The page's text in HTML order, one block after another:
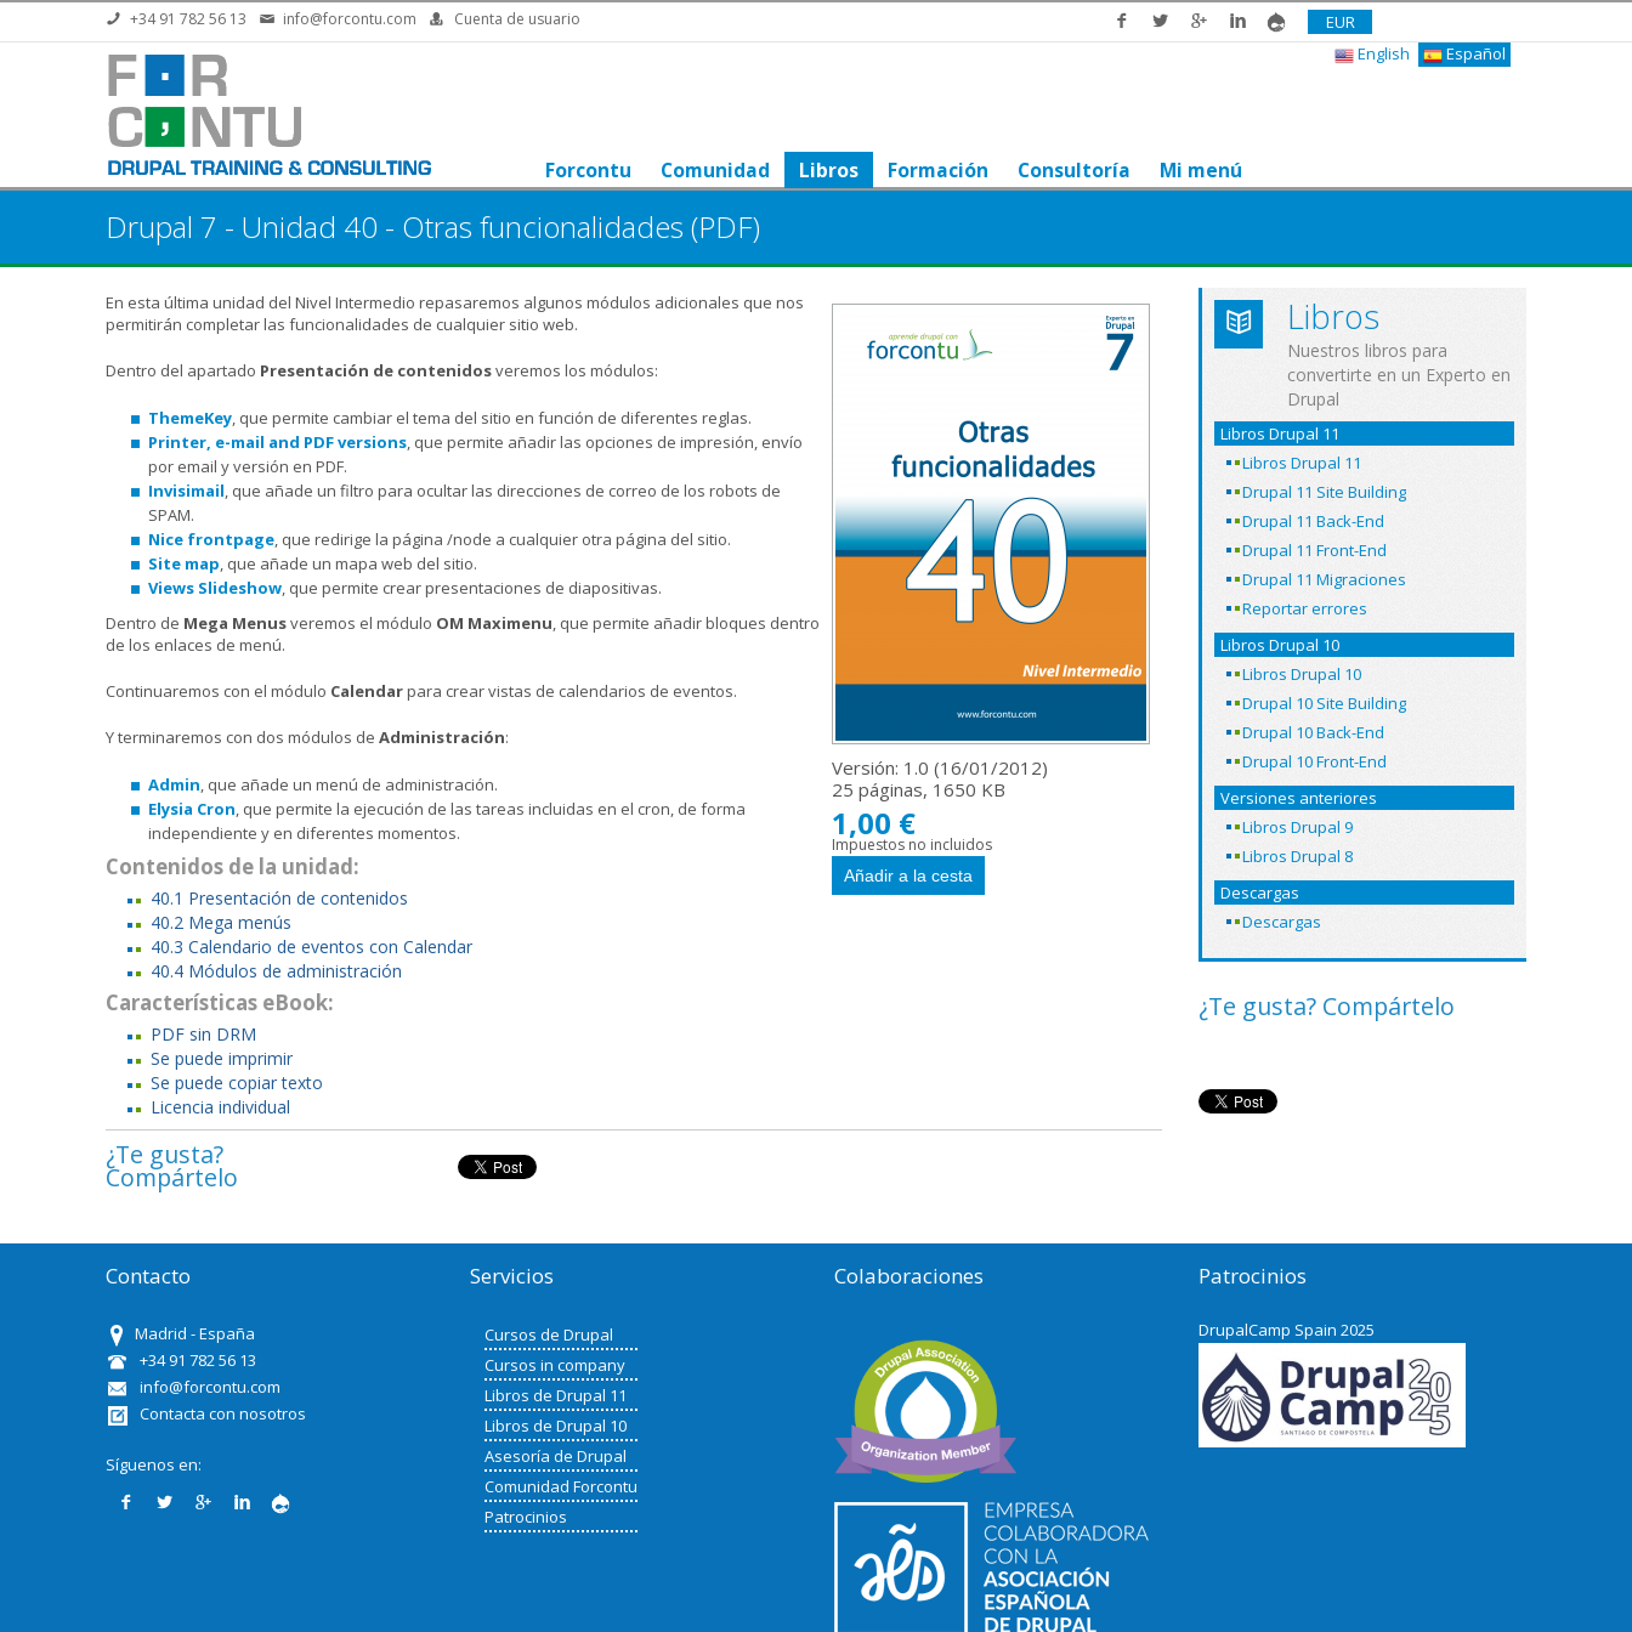
Pasar al contenido principal
+34 91 782 56 13 info@forcontu.com Cuenta de usuario
EUR
English
Español
Forcontu Comunidad Libros Formación Consultoría Mi menú
Drupal 7 - Unidad 40 - Otras funcionalidades (PDF)
Versión: 1.0 (16/01/2012)
25 páginas, 1650 KB
1,00 €
Impuestos no incluidos
En esta última unidad del Nivel Intermedio repasaremos algunos módulos adicionales que nos
permitirán completar las funcionalidades de cualquier sitio web.
Dentro del apartado Presentación de contenidosveremos los módulos:
ThemeKey, que permite cambiar el tema del sitio en función de diferentes reglas.
Printer, e-mail and PDF versions, que permite añadir las opciones de impresión, envío
por email y versión en PDF.
Invisimail, que añade un filtro para ocultar las direcciones de correo de los robots de
SPAM.
Nice frontpage, que redirige la página /node a cualquier otra página del sitio.
Site map, que añade un mapa web del sitio.
Views Slideshow, que permite crear presentaciones de diapositivas.
Dentro de Mega Menusveremos el módulo OM Maximenu, que permite añadir bloques dentro
de los enlaces de menú.
Continuaremos con el módulo Calendarpara crear vistas de calendarios de eventos.
Y terminaremos con dos módulos de Administración:
Admin, que añade un menú de administración.
Elysia Cron, que permite la ejecución de las tareas incluidas en el cron, de forma
independiente y en diferentes momentos.
Contenidos de la unidad:
40.1 Presentación de contenidos
40.2 Mega menús
40.3 Calendario de eventos con Calendar
40.4 Módulos de administración
Características eBook:
PDF sin DRM
Se puede imprimir
Se puede copiar texto
Licencia individual
¿Te gusta?
Compártelo
Libros
Nuestros libros para
convertirte en un Experto en
Drupal
Libros Drupal 11
Libros Drupal 11
Drupal 11 Site Building
Drupal 11 Back-End
Drupal 11 Front-End
Drupal 11 Migraciones
Reportar errores
Libros Drupal 10
Libros Drupal 10
Drupal 10 Site Building
Drupal 10 Back-End
Drupal 10 Front-End
Versiones anteriores
Libros Drupal 9
Libros Drupal 8
Descargas
Descargas
¿Te gusta? Compártelo
Contacto
Madrid - España
+34 91 782 56 13
info@forcontu.com
Contacta con nosotros
Síguenos en:
Servicios
Cursos de Drupal
Cursos in company
Libros de Drupal 11
Libros de Drupal 10
Asesoría de Drupal
Comunidad Forcontu
Patrocinios
Colaboraciones Patrocinios
DrupalCamp Spain 2025